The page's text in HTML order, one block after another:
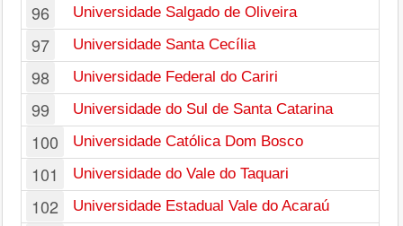
96 Universidade Salgado de Oliveira
97 Universidade Santa Cecília
98 Universidade Federal do Cariri
99 Universidade do Sul de Santa Catarina
100 Universidade Católica Dom Bosco
101 Universidade do Vale do Taquari
102 Universidade Estadual Vale do Acaraú